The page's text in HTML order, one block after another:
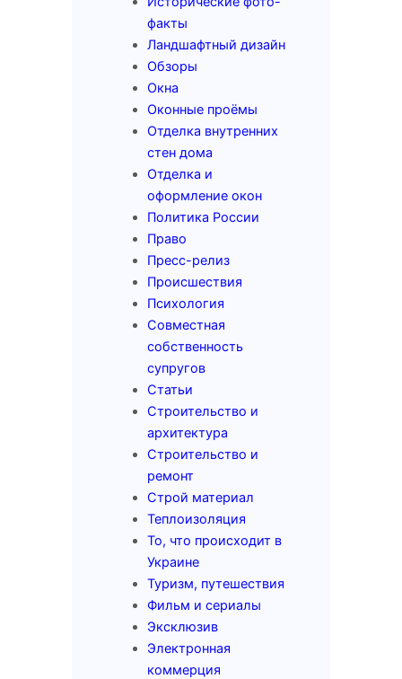
факты
Ландшафтный дизайн
Обзоры
Окна
Оконные проёмы
Отделка внутренних
стен дома
Отделка и
оформление окон
Политика России
Право
Пресс-релиз
Происшествия
Психология
Совместная
собственность
супругов
Статьи
Строительство и
архитектура
Строительство и
ремонт
Строй материал
Теплоизоляция
То, что происходит в
Украине
Туризм, путешествия
Фильм и сериалы
Эксклюзив
Электронная
коммерция